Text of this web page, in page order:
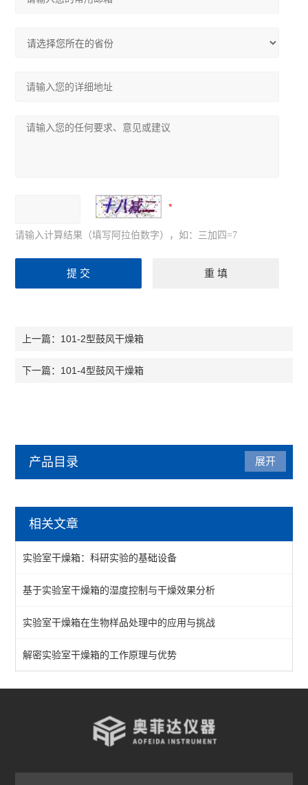
请输入计算结果（填写阿拉伯数字），如：三加四=7
上一篇： 101-2型鼓风干燥箱
下一篇： 101-4型鼓风干燥箱
产品目录
鼓风干燥箱
恒温干燥箱
真空干燥箱
不锈钢干燥箱
实验室干燥箱
查看全部 >>
展开
相关文章
实验室干燥箱：科研实验的基础设备
基于实验室干燥箱的湿度控制与干燥效果分析
实验室干燥箱在生物样品处理中的应用与挑战
解密实验室干燥箱的工作原理与优势